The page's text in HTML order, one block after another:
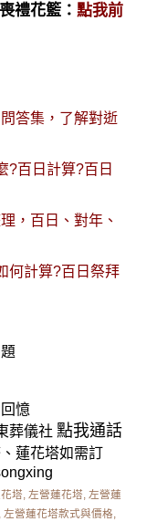
禮花籃： 點我前
答集，了解對逝
?百日計算?百日
，百日、對年、
何計算?百日祭拜
憶
葬儀社 點我通話
蓮花塔如需訂
塔 左營蓮花塔 左營蓮
左營蓮花塔款式與價格,